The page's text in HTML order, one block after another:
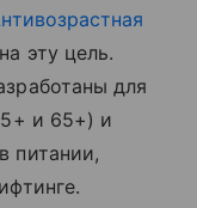
эту цель.
для
и 65+) и
питании,